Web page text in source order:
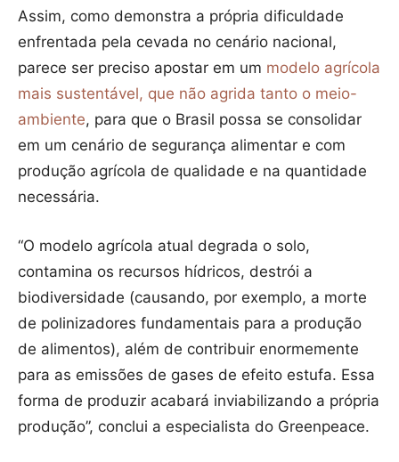
Assim, como demonstra a própria dificuldade
enfrentada pela cevada no cenário nacional,
parece ser preciso apostar em um modelo agrícola
mais sustentável, que não agrida tanto o meio-
ambiente, para que o Brasil possa se consolidar
em um cenário de segurança alimentar e com
produção agrícola de qualidade e na quantidade
necessária.
“O modelo agrícola atual degrada o solo,
contamina os recursos hídricos, destrói a
biodiversidade (causando, por exemplo, a morte
de polinizadores fundamentais para a produção
de alimentos), além de contribuir enormemente
para as emissões de gases de efeito estufa. Essa
forma de produzir acabará inviabilizando a própria
produção”, conclui a especialista do Greenpeace.